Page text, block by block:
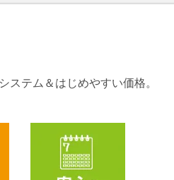
テム＆はじめやすい価格。